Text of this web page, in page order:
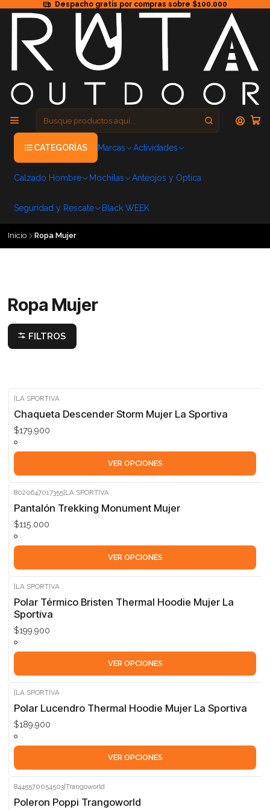
Despacho gratis por compras sobre $100.000
CATEGORÍAS Marcas Actividades
Calzado Hombre Mochilas Anteojos y Optica
Seguridad y Rescate Black WEEK
Inicio Ropa Mujer
Ropa Mujer
FILTROS
|LA SPORTIVA
Chaqueta Descender Storm Mujer La Sportiva
$179.900
VER OPCIONES
8020647017355|LA SPORTIVA
Pantalón Trekking Monument Mujer
$115.000
VER OPCIONES
LA SPORTIVA
Polar Térmico Bristen Thermal Hoodie Mujer La
Sportiva
$199.900
VER OPCIONES
LA SPORTIVA
Polar Lucendro Thermal Hoodie Mujer La Sportiva
$189.900
VER OPCIONES
-60%
8445570054503 |Trangoworld
Poleron Poppi Trangoworld